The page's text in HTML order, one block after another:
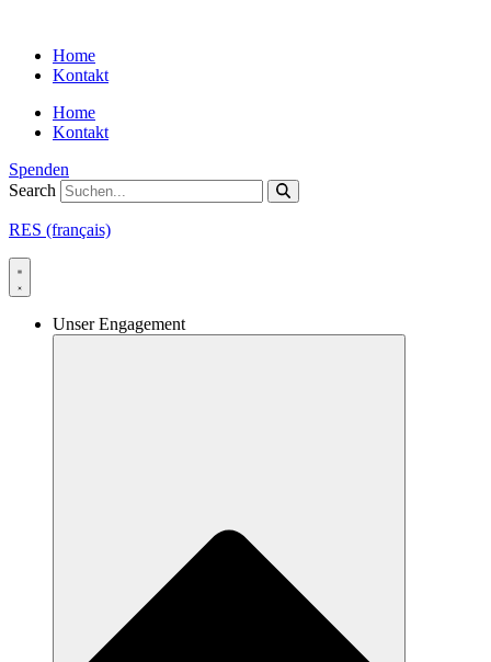
contentHome
Kontakt
Home
Kontakt
Spenden
Search
RES (français)
Unser Engagement